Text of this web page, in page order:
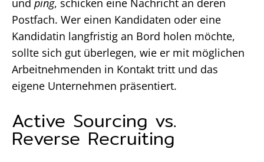
und ping, schicken eine Nachricht an deren
Postfach. Wer einen Kandidaten oder eine
Kandidatin langfristig an Bord holen möchte,
sollte sich gut überlegen, wie er mit möglichen
Arbeitnehmenden in Kontakt tritt und das
eigene Unternehmen präsentiert.
Active Sourcing vs.
Reverse Recruiting